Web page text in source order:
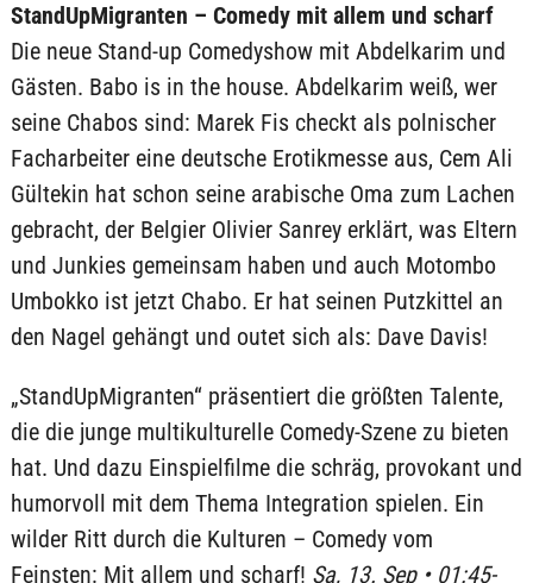
StandUpMigranten – Comedy mit allem und scharf
Die neue Stand-up Comedyshow mit Abdelkarim und
Gästen. Babo is in the house. Abdelkarim weiß, wer
seine Chabos sind: Marek Fis checkt als polnischer
Facharbeiter eine deutsche Erotikmesse aus, Cem Ali
Gültekin hat schon seine arabische Oma zum Lachen
gebracht, der Belgier Olivier Sanrey erklärt, was Eltern
und Junkies gemeinsam haben und auch Motombo
Umbokko ist jetzt Chabo. Er hat seinen Putzkittel an
den Nagel gehängt und outet sich als: Dave Davis!
„StandUpMigranten“ präsentiert die größten Talente,
die die junge multikulturelle Comedy-Szene zu bieten
hat. Und dazu Einspielfilme die schräg, provokant und
humorvoll mit dem Thema Integration spielen. Ein
wilder Ritt durch die Kulturen – Comedy vom
Feinsten: Mit allem und scharf! Sa, 13. Sep • 01:45-